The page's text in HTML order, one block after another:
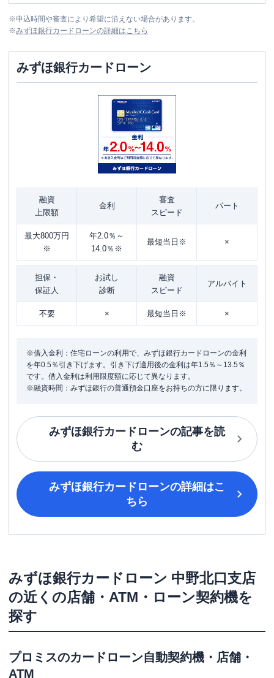
※申込時間や審査により希望に沿えない場合があります。
※みずほ銀行カードローンの詳細はこちら
みずほ銀行カードローン
融資
上限額
金利
審査
スピード
パート
最大800万円
※
年2.0％～
14.0％※
最短当日※ ×
担保・
保証人
お試し
診断
融資
スピード
アルバイト
不要 × 最短当日※ ×
※借入金利：住宅ローンの利用で、みずほ銀行カードローンの金利
を年0.5％引き下げます。引き下げ適用後の金利は年1.5％～13.5％
です。借入金利は利用限度額に応じて異なります。
※融資時間：みずほ銀行の普通預金口座をお持ちの方に限ります。
みずほ銀行カードローンの記事を読
む
みずほ銀行カードローンの詳細はこ
ちら
みずほ銀行カードローン 中野北口支店
の近くの店舗・ATM・ローン契約機を
探す
プロミスのカードローン自動契約機・店舗・
ATM